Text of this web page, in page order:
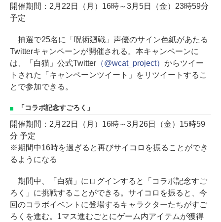
開催期間：2月22日（月）16時～3月5日（金）23時59分
予定
抽選で25名に「呪術廻戦」声優のサイン色紙があたる
Twitterキャンペーンが開催される。本キャンペーンに
は、「白猫」公式Twitter（@wcat_project） からツイー
トされた「キャンペーンツイート」をリツイートするこ
とで参加できる。
「コラボ記念すごろく」
開催期間：2月22日（月）16時～3月26日（金）15時59
分 予定
※期間中16時を過ぎると再びサイコロを振ることができ
るようになる
期間中、「白猫」にログインすると「コラボ記念すご
ろく」に挑戦することができる。サイコロを振ると、今
回のコラボイベントに登場するキャラクターたちがすご
ろくを進む。1マス進むごとにゲーム内アイテムが獲得